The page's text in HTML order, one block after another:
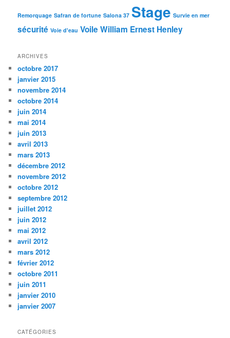
Remorquage Safran de fortune Salona 37 Stage Survie en mer
sécurité Voie d'eau Voile William Ernest Henley
ARCHIVES
octobre 2017
janvier 2015
novembre 2014
octobre 2014
juin 2014
mai 2014
juin 2013
avril 2013
mars 2013
décembre 2012
novembre 2012
octobre 2012
septembre 2012
juillet 2012
juin 2012
mai 2012
avril 2012
mars 2012
février 2012
octobre 2011
juin 2011
janvier 2010
janvier 2007
CATÉGORIES